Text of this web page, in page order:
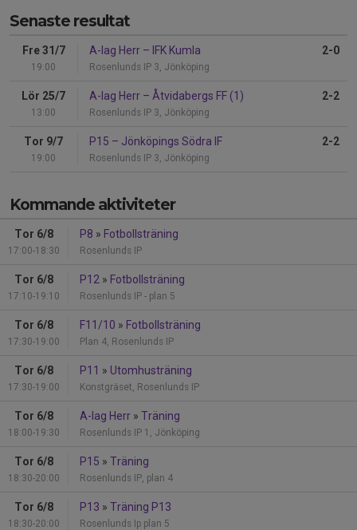
Senaste resultat
Fre 31/7
19:00
A-lag Herr – IFK Kumla
Rosenlunds IP 3, Jönköping
2-0
Lör 25/7
13:00
A-lag Herr – Åtvidabergs FF (1)
Rosenlunds IP 3, Jönköping
2-2
Tor 9/7
19:00
P15 – Jönköpings Södra IF
Rosenlunds IP 3, Jönköping
2-2
Kommande aktiviteter
Tor 6/8
17:00-18:30
P8 » Fotbollsträning
Rosenlunds IP
Tor 6/8
17:10-19:10
P12 » Fotbollsträning
Rosenlunds IP - plan 5
Tor 6/8
17:30-19:00
F11/10 » Fotbollsträning
Plan 4, Rosenlunds IP
Tor 6/8
17:30-19:00
P11 » Utomhusträning
Konstgräset, Rosenlunds IP
Tor 6/8
18:00-19:30
A-lag Herr » Träning
Rosenlunds IP 1, Jönköping
Tor 6/8
18:30-20:00
P15 » Träning
Rosenlunds IP, plan 4
Tor 6/8
18:30-20:00
P13 » Träning P13
Rosenlunds Ip plan 5